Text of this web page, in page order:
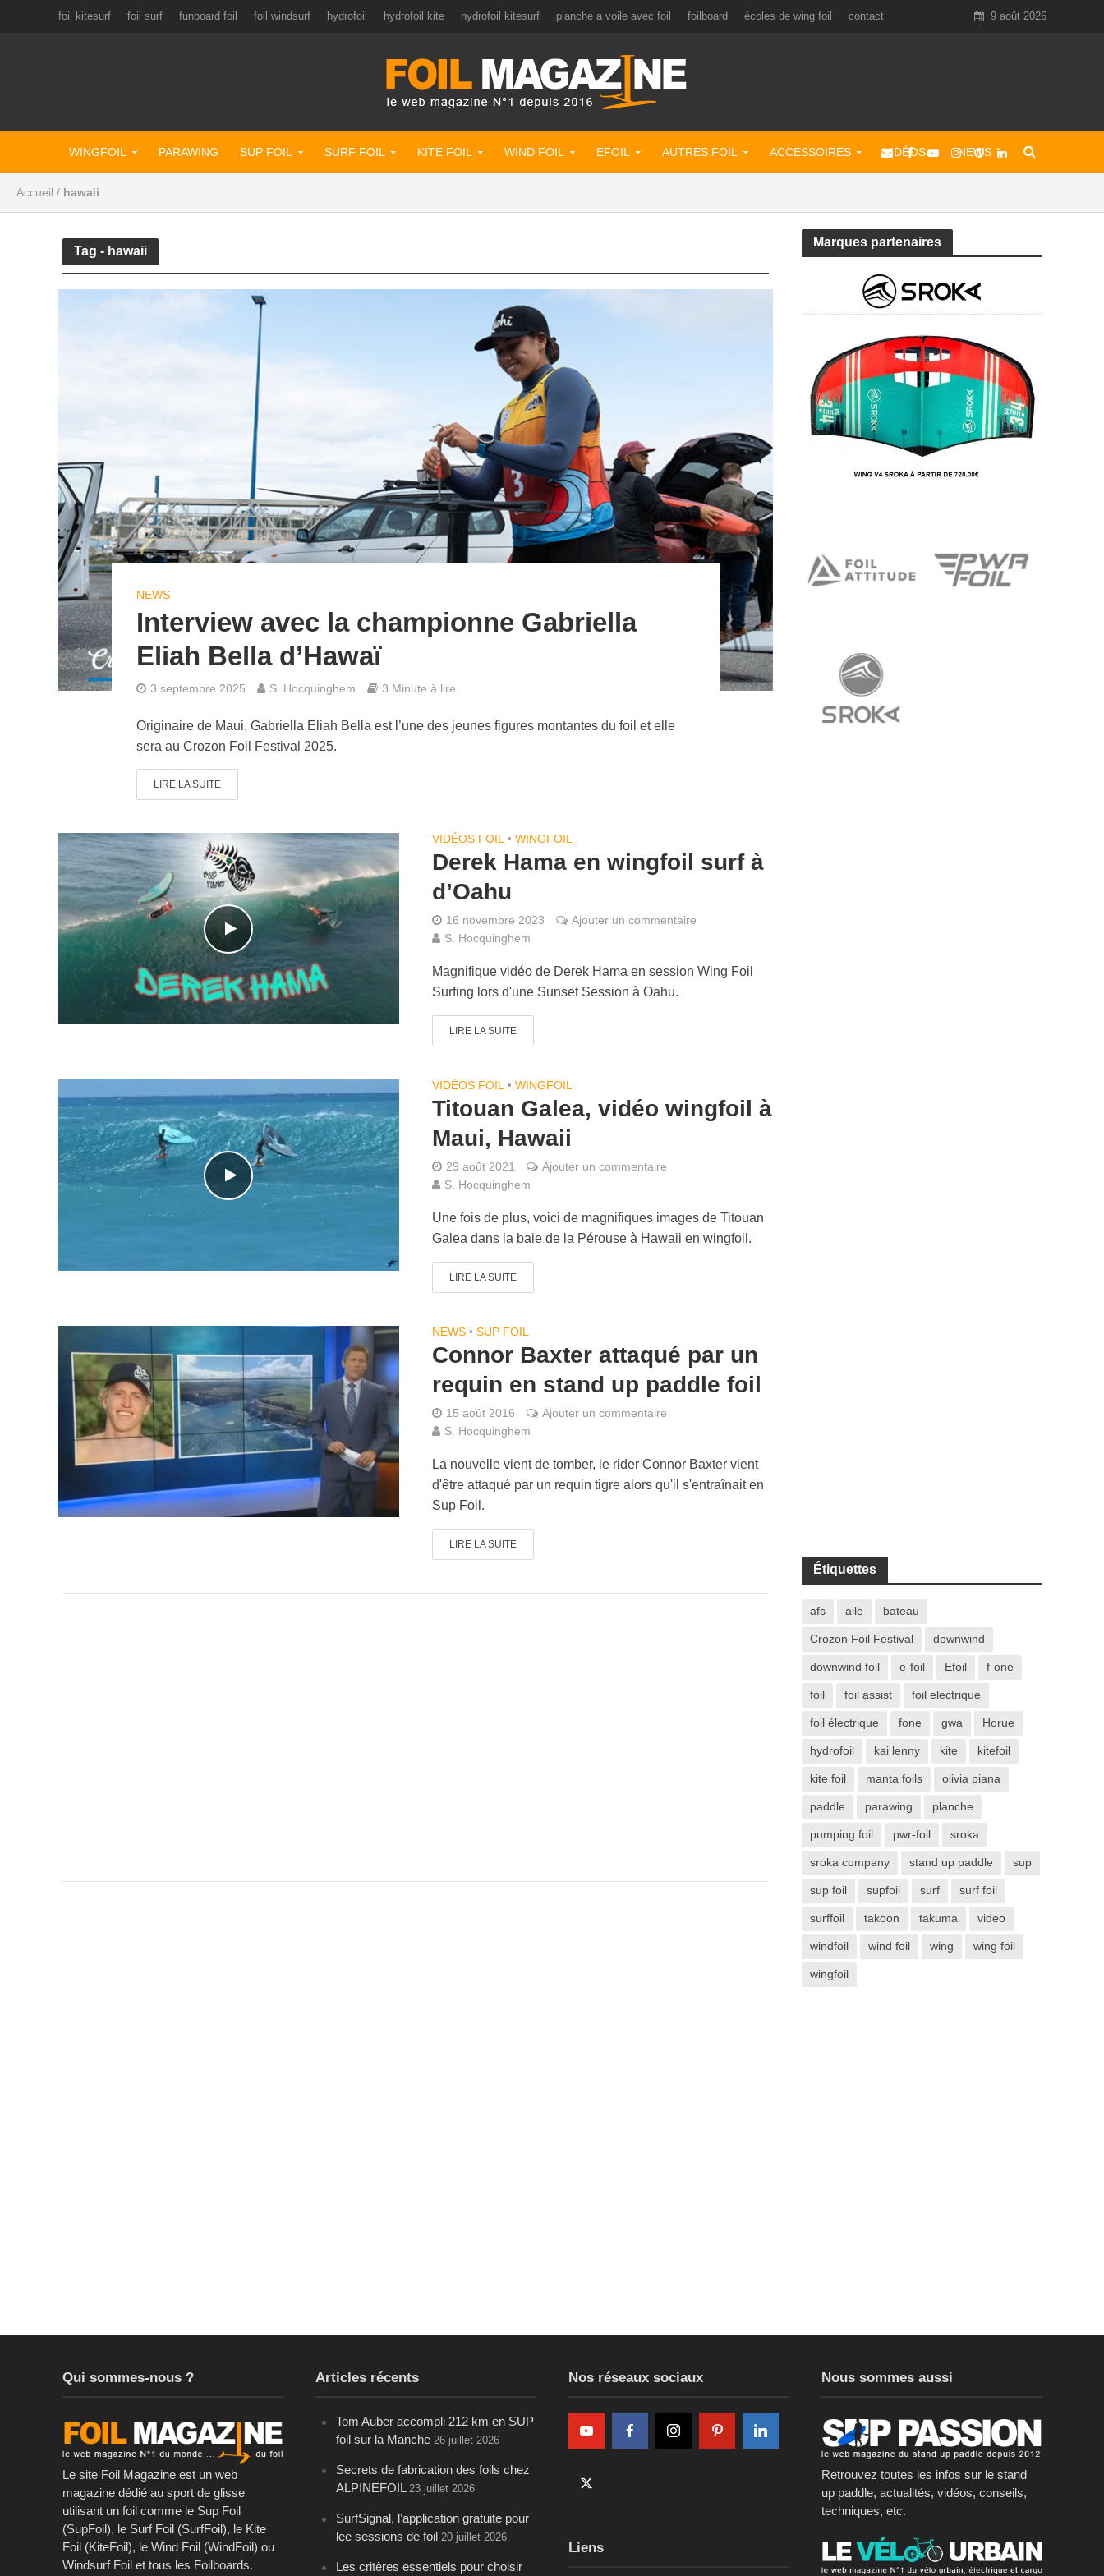
foil kitesurf foil surf funboard foil foil windsurf hydrofoil hydrofoil kite hydrofoil kitesurf planche a voile avec foil foilboard écoles de wing foil contact 9 août 2026
WINGFOIL PARAWING SUP FOIL SURF FOIL KITE FOIL WIND FOIL EFOIL AUTRES FOIL ACCESSOIRES VIDÉOS NEWS
Accueil / hawaii
Tag - hawaii
NEWS
Interview avec la championne Gabriella
Eliah Bella d’Hawaï
3 septembre 2025 S. Hocquinghem 3 Minute à lire
Originaire de Maui, Gabriella Eliah Bella est l’une des jeunes figures montantes du foil et elle
sera au Crozon Foil Festival 2025.
LIRE LA SUITE
VIDÉOS FOIL • WINGFOIL
Derek Hama en wingfoil surf à
d’Oahu
16 novembre 2023
Ajouter un commentaire
S. Hocquinghem
Magnifique vidéo de Derek Hama en session Wing Foil
Surfing lors d'une Sunset Session à Oahu.
LIRE LA SUITE
VIDÉOS FOIL • WINGFOIL
Titouan Galea, vidéo wingfoil à
Maui, Hawaii
29 août 2021
Ajouter un commentaire
S. Hocquinghem
Une fois de plus, voici de magnifiques images de Titouan
Galea dans la baie de la Pérouse à Hawaii en wingfoil.
LIRE LA SUITE
NEWS • SUP FOIL
Connor Baxter attaqué par un
requin en stand up paddle foil
15 août 2016
Ajouter un commentaire
S. Hocquinghem
La nouvelle vient de tomber, le rider Connor Baxter vient
d'être attaqué par un requin tigre alors qu'il s'entraînait en
Sup Foil.
LIRE LA SUITE
Marques partenaires
Étiquettes
afs aile bateau
Crozon Foil Festival downwind
downwind foil e-foil Efoil f-one
foil foil assist foil electrique
foil électrique fone gwa Horue
hydrofoil kai lenny kite kitefoil
kite foil manta foils olivia piana
paddle parawing planche
pumping foil pwr-foil sroka
sroka company stand up paddle sup
sup foil supfoil surf surf foil
surffoil takoon takuma video
windfoil wind foil wing wing foil
wingfoil
Qui sommes-nous ?
Le site Foil Magazine est un web
magazine dédié au sport de glisse
utilisant un foil comme le Sup Foil
(SupFoil), le Surf Foil (SurfFoil), le Kite
Foil (KiteFoil), le Wind Foil (WindFoil) ou
Windsurf Foil et tous les Foilboards.
Articles récents
Tom Auber accompli 212 km en SUP
foil sur la Manche 26 juillet 2026
Secrets de fabrication des foils chez
ALPINEFOIL 23 juillet 2026
SurfSignal, l’application gratuite pour
lee sessions de foil 20 juillet 2026
Les critères essentiels pour choisir
Nos réseaux sociaux
Liens
Nous sommes aussi
Retrouvez toutes les infos sur le stand
up paddle, actualités, vidéos, conseils,
techniques, etc.